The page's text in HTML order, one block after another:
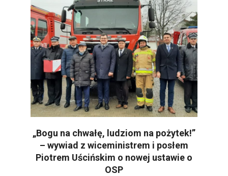
„Bogu na chwałę, ludziom na pożytek!”
– wywiad z wiceministrem i posłem
Piotrem Uścińskim o nowej ustawie o
OSP